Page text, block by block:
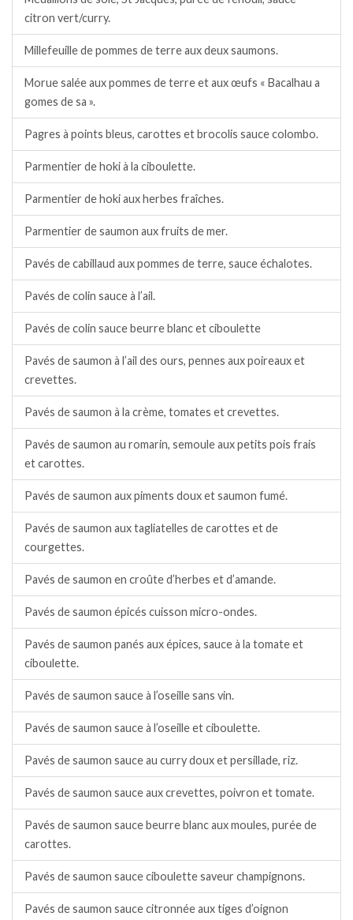
citron vert/curry.
Millefeuille de pommes de terre aux deux saumons.
Morue salée aux pommes de terre et aux œufs « Bacalhau a
gomes de sa ».
Pagres à points bleus, carottes et brocolis sauce colombo.
Parmentier de hoki à la ciboulette.
Parmentier de hoki aux herbes fraîches.
Parmentier de saumon aux fruits de mer.
Pavés de cabillaud aux pommes de terre, sauce échalotes.
Pavés de colin sauce à l’ail.
Pavés de colin sauce beurre blanc et ciboulette
Pavés de saumon à l’ail des ours, pennes aux poireaux et
crevettes.
Pavés de saumon à la crème, tomates et crevettes.
Pavés de saumon au romarin, semoule aux petits pois frais
et carottes.
Pavés de saumon aux piments doux et saumon fumé.
Pavés de saumon aux tagliatelles de carottes et de
courgettes.
Pavés de saumon en croûte d’herbes et d’amande.
Pavés de saumon épicés cuisson micro-ondes.
Pavés de saumon panés aux épices, sauce à la tomate et
ciboulette.
Pavés de saumon sauce à l’oseille sans vin.
Pavés de saumon sauce à l’oseille et ciboulette.
Pavés de saumon sauce au curry doux et persillade, riz.
Pavés de saumon sauce aux crevettes, poivron et tomate.
Pavés de saumon sauce beurre blanc aux moules, purée de
carottes.
Pavés de saumon sauce ciboulette saveur champignons.
Pavés de saumon sauce citronnée aux tiges d’oignon